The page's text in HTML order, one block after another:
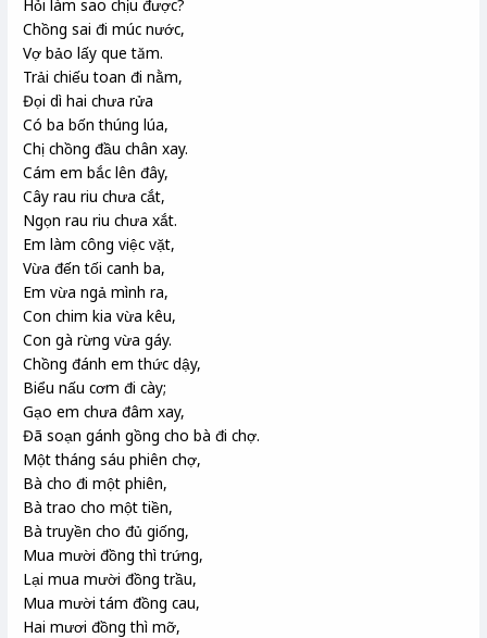
Hỏi làm sao chịu được?
Chồng sai đi múc nước,
Vợ bảo lấy que tăm.
Trải chiếu toan đi nằm,
Đọi dì hai chưa rửa
Có ba bốn thúng lúa,
Chị chồng đầu chân xay.
Cám em bắc lên đây,
Cây rau riu chưa cắt,
Ngọn rau riu chưa xắt.
Em làm công việc vặt,
Vừa đến tối canh ba,
Em vừa ngả mình ra,
Con chim kia vừa kêu,
Con gà rừng vừa gáy.
Chồng đánh em thức dậy,
Biểu nấu cơm đi cày;
Gạo em chưa đâm xay,
Đã soạn gánh gồng cho bà đi chợ.
Một tháng sáu phiên chợ,
Bà cho đi một phiên,
Bà trao cho một tiền,
Bà truyền cho đủ giống,
Mua mười đồng thì trứng,
Lại mua mười đồng trầu,
Mua mười tám đồng cau,
Hai mươi đồng thì mỡ,